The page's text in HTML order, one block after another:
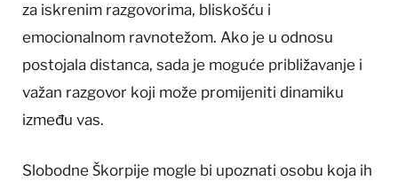
za iskrenim razgovorima, bliskošću i
emocionalnom ravnotežom. Ako je u odnosu
postojala distanca, sada je moguće približavanje i
važan razgovor koji može promijeniti dinamiku
između vas.
Slobodne Škorpije mogle bi upoznati osobu koja ih